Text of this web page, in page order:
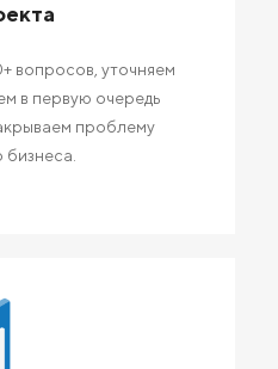
вопросов, уточняем
в первую очередь
проблему
бизнеса.